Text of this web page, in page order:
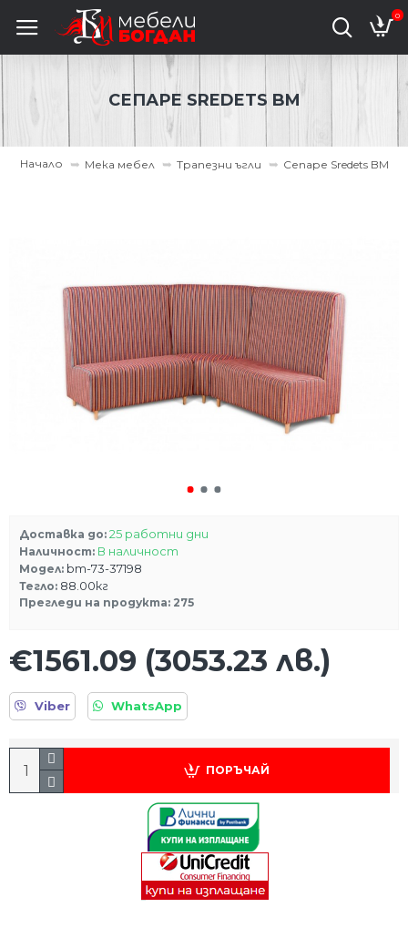
0
Начало Мека мебел Трапезни ъгли Сепаре Sredets BM
СЕПАРЕ SREDETS BM
Доставка до: 25 работни дни
Наличност: В наличност
Модел: bm-73-37198
Тегло: 88.00кг
Прегледи на продукта: 275
€1561.09 (3053.23 лв.)
ПОРЪЧАЙ
Viber WhatsApp